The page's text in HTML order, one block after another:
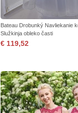
Bateau Drobunký Navliekanie
Služkinja obleko časti
€ 119,52